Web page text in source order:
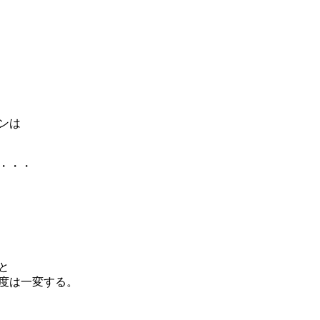
は
・・
は一変する。